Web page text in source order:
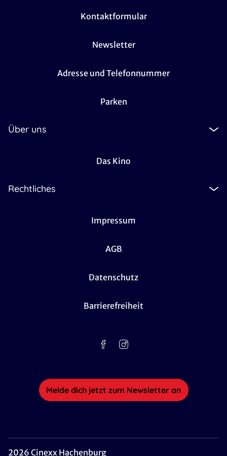
Kontaktformular
Newsletter
Adresse und Telefonnummer
Parken
Über uns
Das Kino
Rechtliches
Impressum
AGB
Datenschutz
Barrierefreiheit
Melde dich jetzt zum Newsletter an
2026 Cinexx Hachenburg